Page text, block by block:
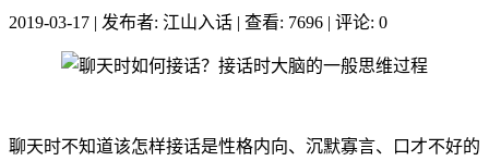
2019-03-17 | 发布者: 江山入话 | 查看: 7696 | 评论: 0
聊天时不知道该怎样接话是性格内向、沉默寡言、口才不好的